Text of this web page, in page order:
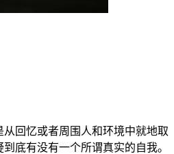
回忆或者周围人和环境中就地取
底有没有一个所谓真实的自我。